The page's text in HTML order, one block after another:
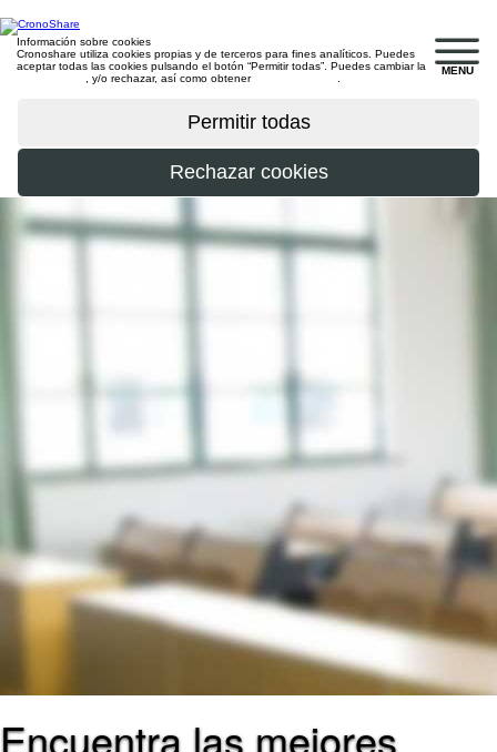
MENU
Información sobre cookies
Cronoshare utiliza cookies propias y de terceros para fines analíticos. Puedes
aceptar todas las cookies pulsando el botón “Permitir todas”. Puedes cambiar la
, y/o rechazar, así como obtener
Encuentra las mejores